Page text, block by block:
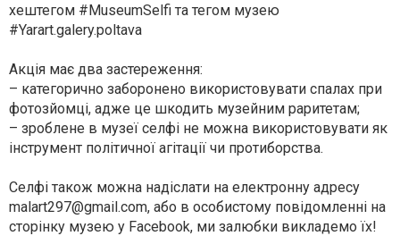
хештегом #MuseumSelfi та тегом музею
#Yarart.galery.poltava
Акція має два застереження:
– категорично заборонено використовувати спалах при
фотозйомці, адже це шкодить музейним раритетам;
– зроблене в музеї селфі не можна використовувати як
інструмент політичної агітації чи протиборства.
Селфі також можна надіслати на електронну адресу
malart297@gmail.com, або в особистому повідомленні на
сторінку музею у Facebook, ми залюбки викладемо їх!